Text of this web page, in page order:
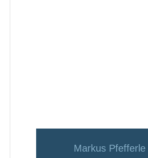
Markus Pfefferle